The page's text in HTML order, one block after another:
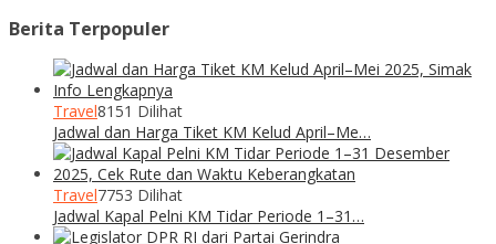
Berita Terpopuler
Travel8151 Dilihat
Jadwal dan Harga Tiket KM Kelud April–Me…
Travel7753 Dilihat
Jadwal Kapal Pelni KM Tidar Periode 1–31…